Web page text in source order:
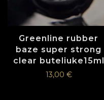
Greenline rubber
baze super strong
clear buteliuke15ml
13,00 €